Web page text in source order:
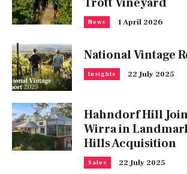
News 1 April 2026
National Vintage
Insights 22 July 2025
Hahndorf Hill
Wirra in
Hills Acquisition
Sales 22 July 2025